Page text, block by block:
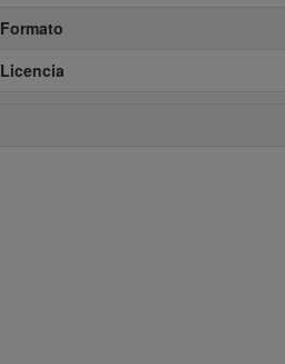
Formato
Licencia